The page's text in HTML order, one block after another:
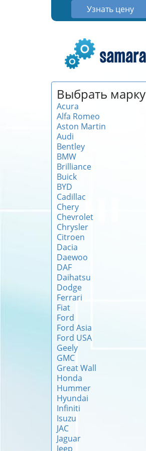
Узнать цену
Выбрать марку
Acura
Alfa Romeo
Aston Martin
Audi
Bentley
BMW
Brilliance
Buick
BYD
Cadillac
Chery
Chevrolet
Chrysler
Citroen
Dacia
Daewoo
DAF
Daihatsu
Dodge
Ferrari
Fiat
Ford
Ford Asia
Ford USA
Geely
GMC
Great Wall
Honda
Hummer
Hyundai
Infiniti
Isuzu
JAC
Jaguar
Jeep